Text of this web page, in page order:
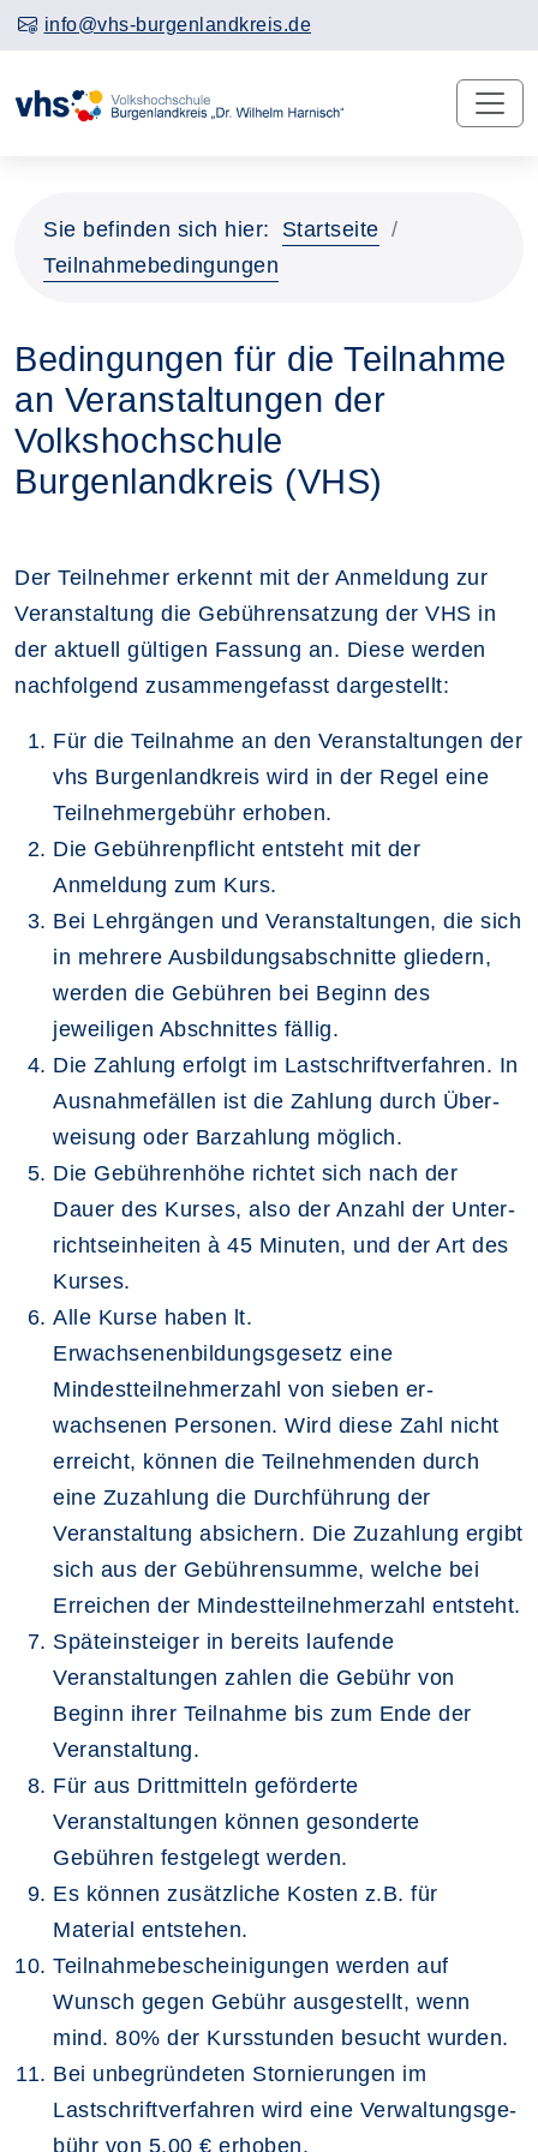
info@vhs-burgenlandkreis.de
Sie befinden sich hier:
Startseite
Teilnahmebedingungen
Bedingungen für die Teilnahme
an Veranstaltungen der
Volkshochschule
Burgenlandkreis (VHS)
Der Teilnehmer erkennt mit der Anmeldung zur
Veranstaltung die Gebührensatzung der VHS in
der aktuell gültigen Fassung an. Diese werden
nachfolgend zusammengefasst dargestellt:
Für die Teilnahme an den Veranstaltungen der
vhs Burgenlandkreis wird in der Regel eine
Teilnehmergebühr erhoben.
Die Gebührenpflicht entsteht mit der
Anmeldung zum Kurs.
Bei Lehrgängen und Veranstaltungen, die sich
in mehrere Ausbildungsabschnitte glie­dern,
werden die Gebühren bei Beginn des
jeweiligen Abschnittes fällig.
Die Zahlung erfolgt im Lastschriftverfahren. In
Ausnahmefällen ist die Zahlung durch Über­
weisung oder Barzahlung möglich.
Die Gebührenhöhe richtet sich nach der
Dauer des Kurses, also der Anzahl der Unter­
richtseinheiten à 45 Minuten, und der Art des
Kurses.
Alle Kurse haben lt.
Erwachsenenbildungsgesetz eine
Mindestteilnehmerzahl von sieben er­
wachsenen Personen. Wird diese Zahl nicht
erreicht, können die Teilneh­menden durch
eine Zuzahlung die Durchführung der
Veranstaltung absichern. Die Zuzahlung ergibt
sich aus der Gebührensumme, welche bei
Erreichen der Min­dest­teilnehmerzahl entsteht.
Späteinsteiger in bereits laufende
Veranstaltungen zahlen die Gebühr von
Beginn ihrer Teilnahme bis zum Ende der
Veranstaltung.
Für aus Drittmitteln geförderte
Veranstaltungen können gesonderte
Gebühren fest­gelegt werden.
Es können zusätzliche Kosten z.B. für
Material entstehen.
Teilnahmebescheinigungen werden auf
Wunsch gegen Gebühr ausgestellt, wenn
mind. 80% der Kursstunden besucht wurden.
Bei unbegründeten Stornierungen im
Lastschriftverfahren wird eine Verwal­tungs­ge­
bühr von 5,00 € erhoben.